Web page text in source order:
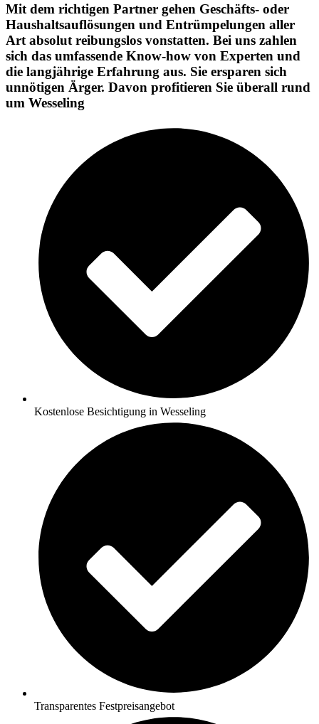
Mit dem richtigen Partner gehen Geschäfts- oder
Haushaltsauflösungen und Entrümpelungen aller
Art absolut reibungslos vonstatten. Bei uns zahlen
sich das umfassende Know-how von Experten und
die langjährige Erfahrung aus. Sie ersparen sich
unnötigen Ärger. Davon profitieren Sie überall rund
um Wesseling
Kostenlose Besichtigung in Wesseling
Transparentes Festpreisangebot